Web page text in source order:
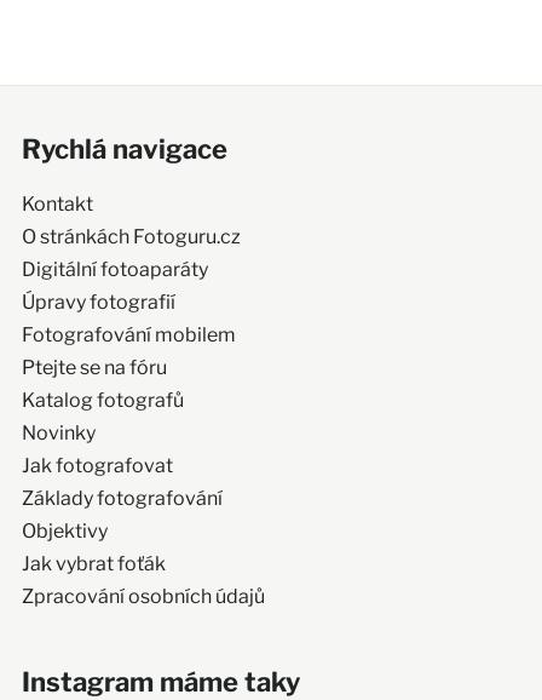
Rychlá navigace
Kontakt
O stránkách Fotoguru.cz
Digitální fotoaparáty
Úpravy fotografií
Fotografování mobilem
Ptejte se na fóru
Katalog fotografů
Novinky
Jak fotografovat
Základy fotografování
Objektivy
Jak vybrat foťák
Zpracování osobních údajů
Instagram máme taky